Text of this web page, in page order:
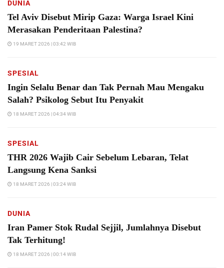
DUNIA
Tel Aviv Disebut Mirip Gaza: Warga Israel Kini
Merasakan Penderitaan Palestina?
19 MARET 2026 | 03:42 WIB
SPESIAL
Ingin Selalu Benar dan Tak Pernah Mau Mengaku
Salah? Psikolog Sebut Itu Penyakit
18 MARET 2026 | 04:34 WIB
SPESIAL
THR 2026 Wajib Cair Sebelum Lebaran, Telat
Langsung Kena Sanksi
18 MARET 2026 | 03:24 WIB
DUNIA
Iran Pamer Stok Rudal Sejjil, Jumlahnya Disebut
Tak Terhitung!
18 MARET 2026 | 00:14 WIB